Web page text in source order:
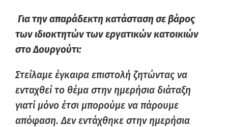
Για την απαράδεκτη κατάσταση σε βάρος
των ιδιοκτητών των εργατικών κατοικιών
στο Δουργούτι:
Στείλαμε έγκαιρα επιστολή ζητώντας να
ενταχθεί το θέμα στην ημερήσια διάταξη
γιατί μόνο έτσι μπορούμε να πάρουμε
απόφαση. Δεν εντάχθηκε στην ημερήσια